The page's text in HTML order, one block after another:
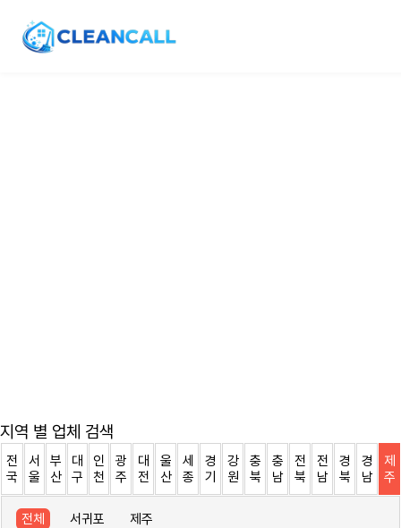
지역 별 업체 검색
전
국
서
울
부
산
대
구
인
천
광
주
대
전
울
산
세
종
경
기
강
원
충
북
충
남
전
북
전
남
경
북
경
남
제
주
전체 서귀포 제주